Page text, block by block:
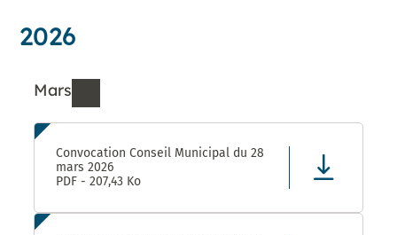
2026
Mars
Ressources de Mars 2026
Convocation Conseil Municipal du 28
mars 2026
PDF - 207,43 Ko